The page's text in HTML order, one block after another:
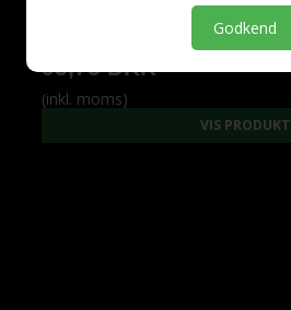
93,75 DKK
(inkl. moms)
VIS PRODUKT
Godkend